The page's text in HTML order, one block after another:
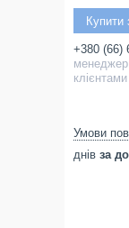
Купити
+380 (66)
менеджер
клієнтами
днів за